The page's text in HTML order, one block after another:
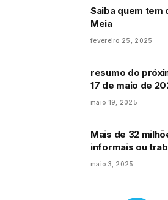
Saiba quem
Meia
fevereiro 25, 2025
resumo do
17 de maio de
maio 19, 2025
Mais de 32
informais ou
maio 3, 2025